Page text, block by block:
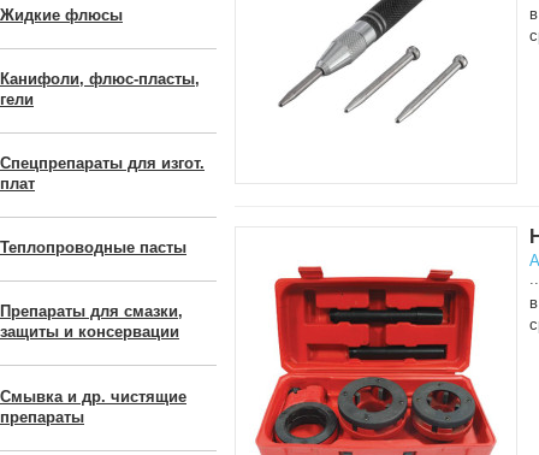
Жидкие флюсы
Канифоли, флюс-пласты,
гели
Спецпрепараты для изгот.
плат
Теплопроводные пасты
Препараты для смазки,
защиты и консервации
Смывка и др. чистящие
препараты
..